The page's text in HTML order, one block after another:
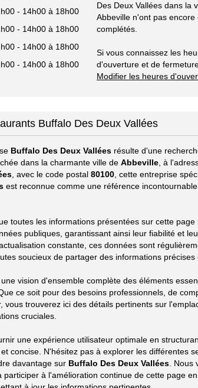
- 14h00 à 18h00
- 14h00 à 18h00
- 14h00 à 18h00
- 14h00 à 18h00
Des Deux Vallées dans la
Abbeville n'ont pas encore
complétés.
Si vous connaissez les
d'ouverture et de
Modifier les heures
Buffalo Des Deux Vallées
Buffalo Des Deux Vallées résulte d'une
dans la charmante ville de Abbeville , à
, avec le code postal 80100 , cette entreprise
est reconnue comme une référence
toutes les informations présentées sur cette page
publiques, garantissant ainsi leur fiabilité et
constante, ces données sont
soucieux de partager des informations précises
vision d'ensemble complète des éléments
ce soit pour des besoins professionnels, de
vous trouverez ici des détails pertinents sur
cruciales.
une expérience utilisateur optimale en
concise. N'hésitez pas à explorer les différentes
davantage sur Buffalo Des Deux Vallées . Nous
participer à l'amélioration continue de cette page